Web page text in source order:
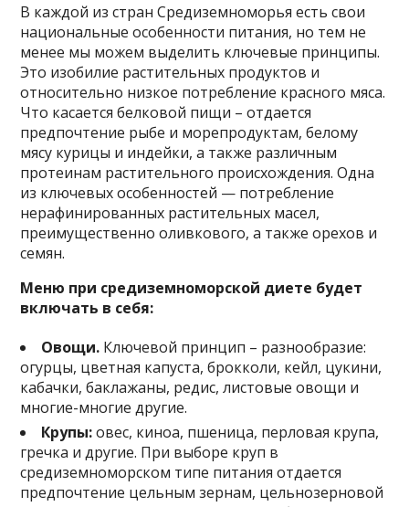
В каждой из стран Средиземноморья есть свои
национальные особенности питания, но тем не
менее мы можем выделить ключевые принципы.
Это изобилие растительных продуктов и
относительно низкое потребление красного мяса.
Что касается белковой пищи – отдается
предпочтение рыбе и морепродуктам, белому
мясу курицы и индейки, а также различным
протеинам растительного происхождения. Одна
из ключевых особенностей — потребление
нерафинированных растительных масел,
преимущественно оливкового, а также орехов и
семян.
Меню при средиземноморской диете будет
включать в себя:
Овощи. Ключевой принцип – разнообразие:
огурцы, цветная капуста, брокколи, кейл, цукини,
кабачки, баклажаны, редис, листовые овощи и
многие-многие другие.
Крупы:овес, киноа, пшеница, перловая крупа,
гречка и другие. При выборе круп в
средиземноморском типе питания отдается
предпочтение цельным зернам, цельнозерновой